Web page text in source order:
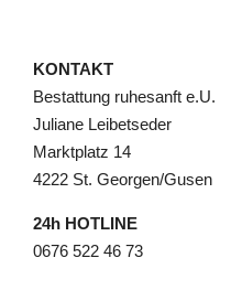
KONTAKT
Bestattung ruhesanft e.U.
Juliane Leibetseder
Marktplatz 14
4222 St. Georgen/Gusen
24h HOTLINE
0676 522 46 73